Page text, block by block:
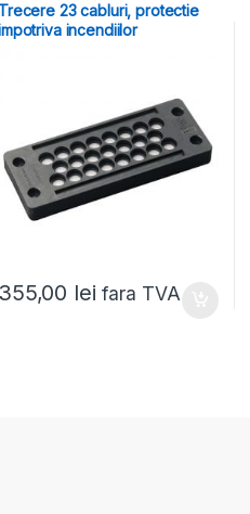
Trecere 23 cabluri, protectie
incendiilor
355,00 lei fara TVA